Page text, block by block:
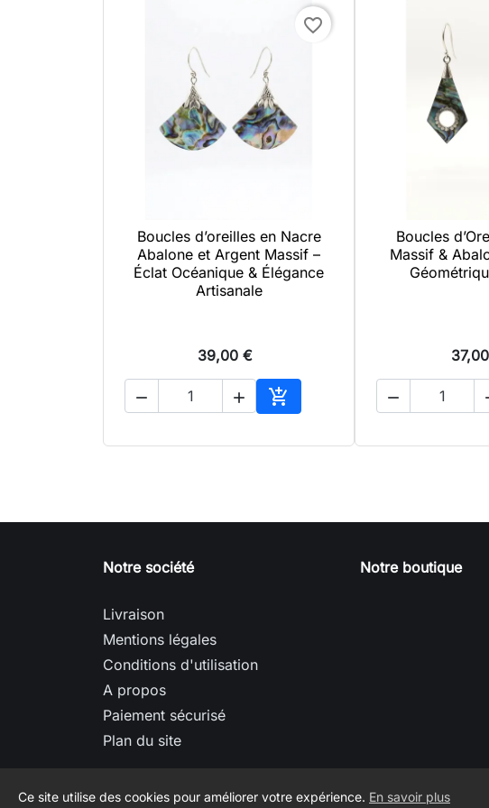
Ce site utilise des cookies pour améliorer votre expérience. En savoir plus
favorite_border
 Aperçu rapide
Boucles d’oreilles en Nacre
Abalone et Argent Massif –
Éclat Océanique & Élégance
Artisanale
39,00 €
  
Ajouter au panier

Boucles
Massif &

Notre société
Livraison
Mentions légales
Conditions d'utilisation
A propos
Paiement sécurisé
Plan du site
Notre boutique